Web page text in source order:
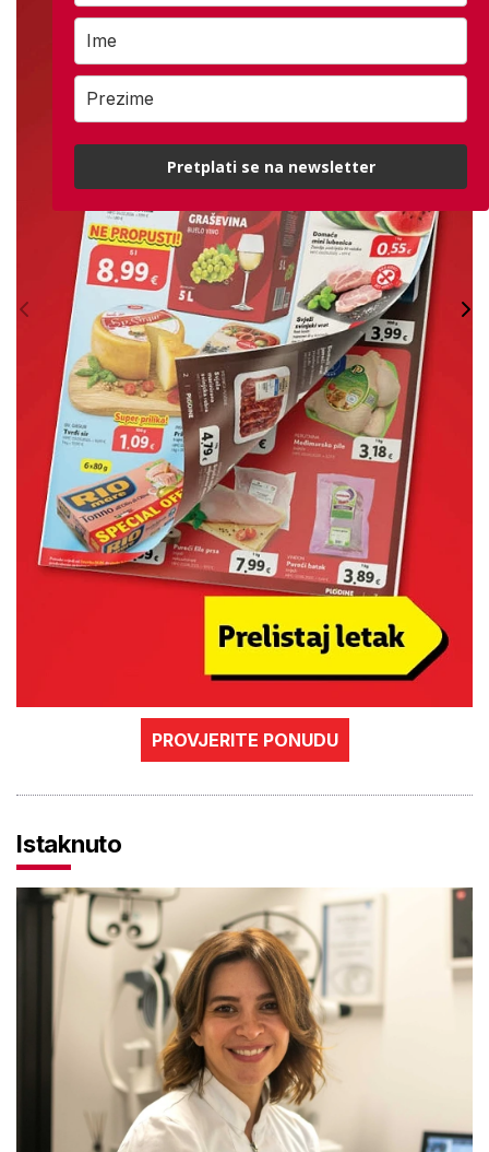
PROVJERITE PONUDU
Istaknuto
Pretplati se na newsletter